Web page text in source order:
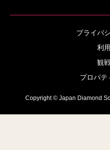
プライバ
利
観
プロパテ
Copyright © Japan Diamond